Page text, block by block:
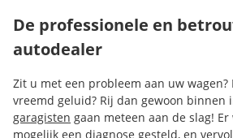
De professionele en
autodealer
Zit u met een probleem aan uw wagen?
vreemd geluid? Rij dan gewoon binnen
garagisten gaan meteen aan de slag!
mogelijk een diagnose gesteld, en